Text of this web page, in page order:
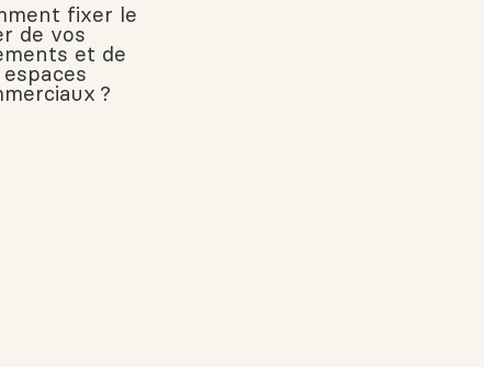
fixer le
de vos
et de
?